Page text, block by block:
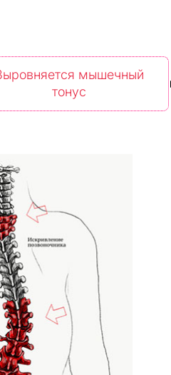
мышечный
тонус